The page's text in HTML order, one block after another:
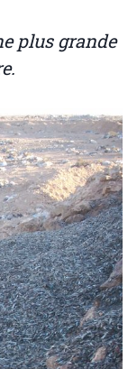
plus grande